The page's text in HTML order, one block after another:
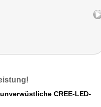
unverwüstliche CREE-LED-